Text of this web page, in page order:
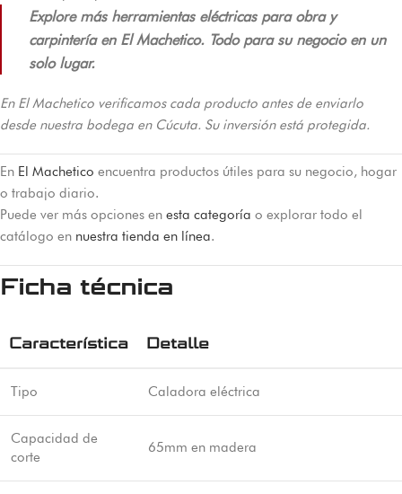
Explore más herramientas eléctricas para obra y
carpintería en El Machetico. Todo para su negocio en un
solo lugar.
En El Machetico verificamos cada producto antes de enviarlo
desde nuestra bodega en Cúcuta. Su inversión está protegida.
En El Machetico encuentra productos útiles para su negocio, hogar
o trabajo diario.
Puede ver más opciones en esta categoría o explorar todo el
catálogo en nuestra tienda en línea.
Ficha técnica
Característica Detalle
Tipo Caladora eléctrica
Capacidad de
corte
65mm en madera